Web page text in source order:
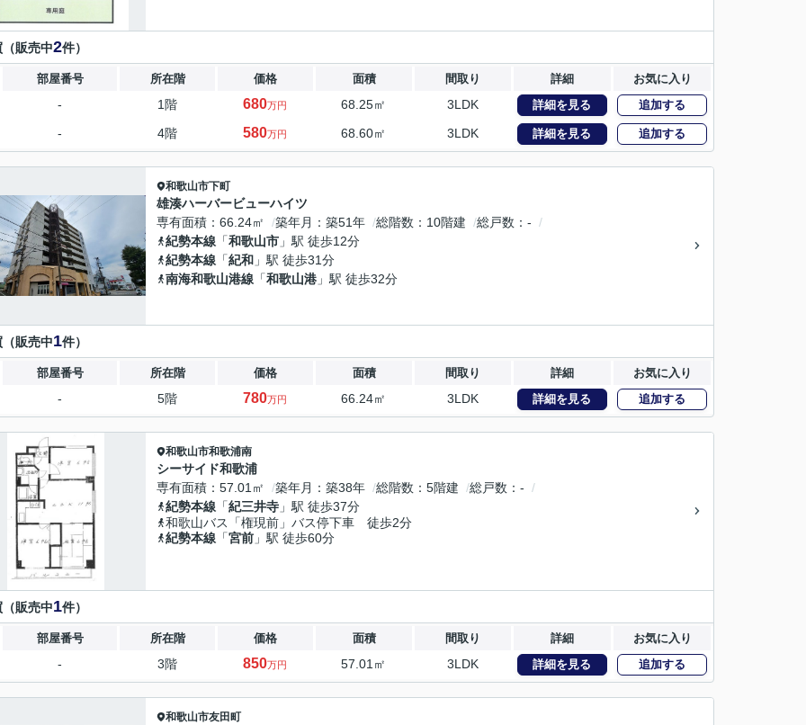
販売中2件）
部屋番号 所在階 価格 面積 間取り 詳細 お気に入り
- 1階 680万円 68.25㎡ 3LDK 詳細を見る 追加する
- 4階 580万円 68.60㎡ 3LDK 詳細を見る 追加する
和歌山市下町
雄湊ハーバービューハイツ
専有面積
66.24㎡ 築年月 築51年 総階数 10階建 総戸数
-
紀勢本線 「和歌山市 」駅 徒歩12分
紀勢本線 「紀和 」駅 徒歩31分
南海和歌山港線 「和歌山港 」駅 徒歩32分
販売中1件）
部屋番号 所在階 価格 面積 間取り 詳細 お気に入り
- 5階 780万円 66.24㎡ 3LDK 詳細を見る 追加する
和歌山市和歌浦南
シーサイド和歌浦
専有面積
57.01㎡ 築年月 築38年 総階数 5階建 総戸数
-
紀勢本線 「紀三井寺 」駅 徒歩37分
和歌山バス「権現前」バス停下車 徒歩2分
紀勢本線 「宮前 」駅 徒歩60分
販売中1件）
部屋番号 所在階 価格 面積 間取り 詳細 お気に入り
- 3階 850万円 57.01㎡ 3LDK 詳細を見る 追加する
和歌山市友田町